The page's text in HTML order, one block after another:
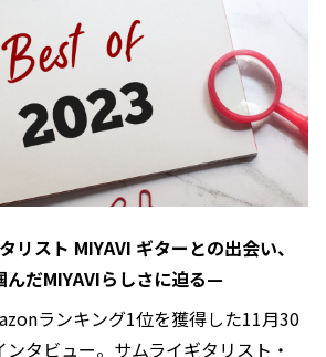
リスト MIYAVI ギターとの出会い、
んだMIYAVIらしさに迫る—
ランキング1位を獲得した11月30
タビュー。サムライギタリスト・